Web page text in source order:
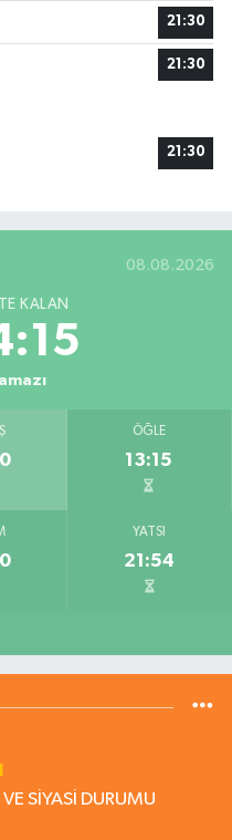
21:30
21:30
21:30
08.08.2026
KALAN
ÖĞLE
13:15
YATSI
21:54
SİYASİ DURUMU